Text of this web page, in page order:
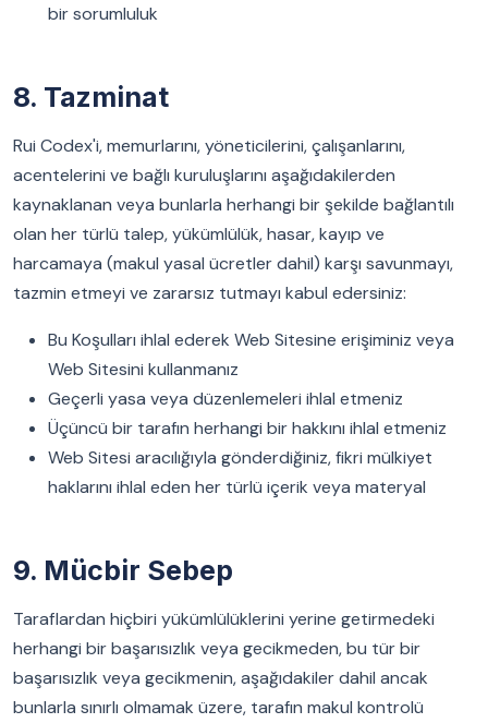
bir sorumluluk
8. Tazminat
Rui Codex'i, memurlarını, yöneticilerini, çalışanlarını,
acentelerini ve bağlı kuruluşlarını aşağıdakilerden
kaynaklanan veya bunlarla herhangi bir şekilde bağlantılı
olan her türlü talep, yükümlülük, hasar, kayıp ve
harcamaya (makul yasal ücretler dahil) karşı savunmayı,
tazmin etmeyi ve zararsız tutmayı kabul edersiniz:
Bu Koşulları ihlal ederek Web Sitesine erişiminiz veya
Web Sitesini kullanmanız
Geçerli yasa veya düzenlemeleri ihlal etmeniz
Üçüncü bir tarafın herhangi bir hakkını ihlal etmeniz
Web Sitesi aracılığıyla gönderdiğiniz, fikri mülkiyet
haklarını ihlal eden her türlü içerik veya materyal
9. Mücbir Sebep
Taraflardan hiçbiri yükümlülüklerini yerine getirmedeki
herhangi bir başarısızlık veya gecikmeden, bu tür bir
başarısızlık veya gecikmenin, aşağıdakiler dahil ancak
bunlarla sınırlı olmamak üzere, tarafın makul kontrolü